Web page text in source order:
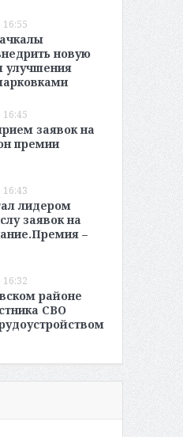
16:55
новую
улучшения
16:45
заявок на
премии
16:43
лидером
заявок на
–
16:32
районе
СВО